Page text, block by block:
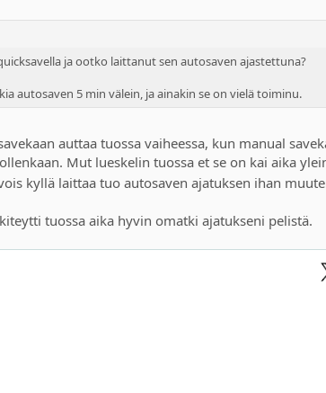
ja ootko laittanut sen autosaven ajastettuna?
autosaven 5 min välein, ja ainakin se on vielä toiminu.
auttaa tuossa vaiheessa, kun manual
Mut lueskelin tuossa et se on kai aika
kyllä laittaa tuo autosaven ajatuksen ihan
tuossa aika hyvin omatki ajatukseni pelistä.